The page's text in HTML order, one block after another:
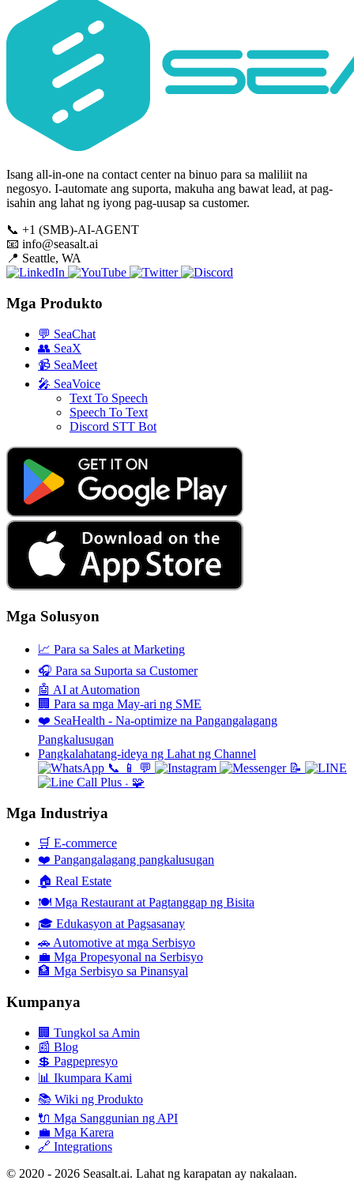
Isang all-in-one na contact center na binuo para sa maliliit na
negosyo. I-automate ang suporta, makuha ang bawat lead, at pag-
isahin ang lahat ng iyong pag-uusap sa customer.
📞 +1 (SMB)-AI-AGENT
📧 info@seasalt.ai
📍 Seattle, WA
Mga Produkto
💬 SeaChat
👥 SeaX
📹 SeaMeet
🎤 SeaVoice
Text To Speech
Speech To Text
Discord STT Bot
Mga Solusyon
📈 Para sa Sales at Marketing
🎧 Para sa Suporta sa Customer
🤖 AI at Automation
🏢 Para sa mga May-ari ng SME
❤️ SeaHealth - Na-optimize na Pangangalagang
Pangkalusugan
Pangkalahatang-ideya ng Lahat ng Channel
📞
📱 💬 📝
+ 🧩
Mga Industriya
🛒 E-commerce
❤️ Pangangalagang pangkalusugan
🏠 Real Estate
🍽️ Mga Restaurant at Pagtanggap ng Bisita
🎓 Edukasyon at Pagsasanay
🚗 Automotive at mga Serbisyo
💼 Mga Propesyonal na Serbisyo
🏦 Mga Serbisyo sa Pinansyal
Kumpanya
🏢 Tungkol sa Amin
📰 Blog
💲 Pagpepresyo
📊 Ikumpara Kami
📚 Wiki ng Produkto
🔌 Mga Sanggunian ng API
💼 Mga Karera
🔗 Integrations
© 2020 - 2026 Seasalt.ai. Lahat ng karapatan ay nakalaan.